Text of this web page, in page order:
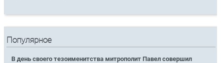
Популярное
В день своего тезоименитства митрополит Павел совершил